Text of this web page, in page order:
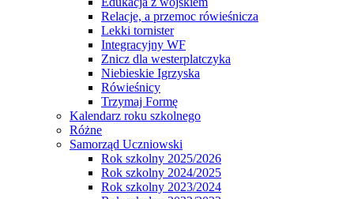
Relacje, a przemoc rówieśnicza
Lekki tornister
Integracyjny WF
Znicz dla westerplatczyka
Niebieskie Igrzyska
Rówieśnicy
Trzymaj Formę
Kalendarz roku szkolnego
Różne
Samorząd Uczniowski
Rok szkolny 2025/2026
Rok szkolny 2024/2025
Rok szkolny 2023/2024